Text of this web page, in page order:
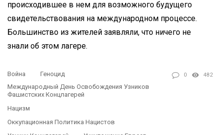
происходившее в нем для возможного будущего
свидетельствования на международном процессе.
Большинство из жителей заявляли, что ничего не
знали об этом лагере.
Война
Геноцид
Международный День Освобождения Узников
Фашистских Концлагерей
Нацизм
Оккупационная Политика Нацистов
0 482